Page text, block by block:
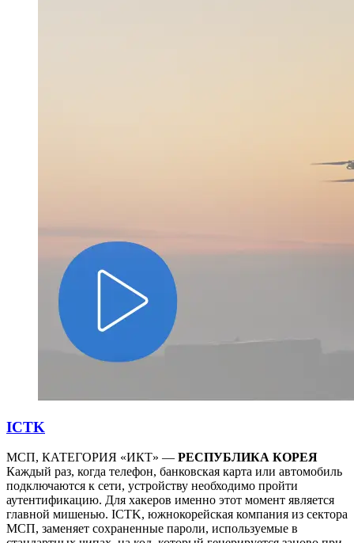
ICTK
МСП, КАТЕГОРИЯ «ИКТ» — РЕСПУБЛИКА КОРЕЯ
Каждый раз, когда телефон, банковская карта или автомобиль
подключаются к сети, устройству необходимо пройти
аутентификацию. Для хакеров именно этот момент является
главной мишенью. ICTK, южнокорейская компания из сектора
МСП, заменяет сохраненные пароли, используемые в